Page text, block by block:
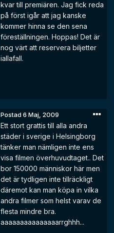
kvar till premiären. Jag fick reda
på först igår att jag kanske
kommer hinna se den sena
föreställningen. Hoppas! Det är
nog värt att reservera biljetter
iallafall.
Postad6 Maj, 2009
Ett stort grattis till alla andra
städer i sverige i Helsingborg
tänker man nämligen inte ens
visa filmen överhuvudtaget.. Det
bor 150000 människor här men
det är tydligen inte tillräckligt
däremot kan man köpa in vilka
andra filmer som helst varav de
flesta mindre bra.
aaaaaaaaaaaaaaarrghhh...